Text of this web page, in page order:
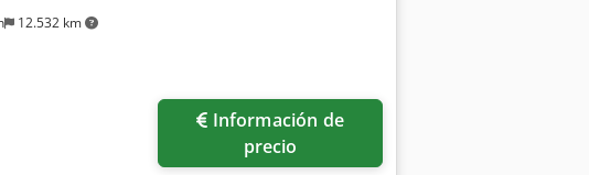
Volt/Hz Peso: 500 kg
12.532 km
precio